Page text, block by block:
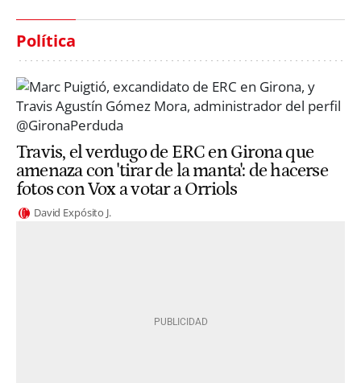
Política
Travis, el verdugo de ERC en Girona que
amenaza con 'tirar de la manta': de hacerse
fotos con Vox a votar a Orriols
David Expósito J.